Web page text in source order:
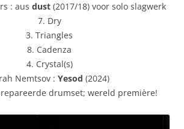
: aus dust (2017/18) voor solo slagwerk
7. Dry
3. Triangles
8. Cadenza
4. Crystal(s)
Nemtsov : Yesod (2024)
drumset; wereld première!